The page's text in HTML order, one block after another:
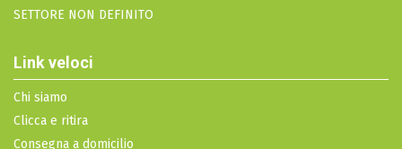
SETTORE NON DEFINITO
Link veloci
Chi siamo
Clicca e ritira
Consegna a domicilio